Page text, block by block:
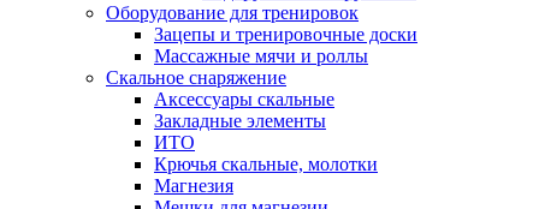
Оборудование для тренировок
Зацепы и тренировочные доски
Массажные мячи и роллы
Скальное снаряжение
Аксессуары скальные
Закладные элементы
ИТО
Крючья скальные, молотки
Магнезия